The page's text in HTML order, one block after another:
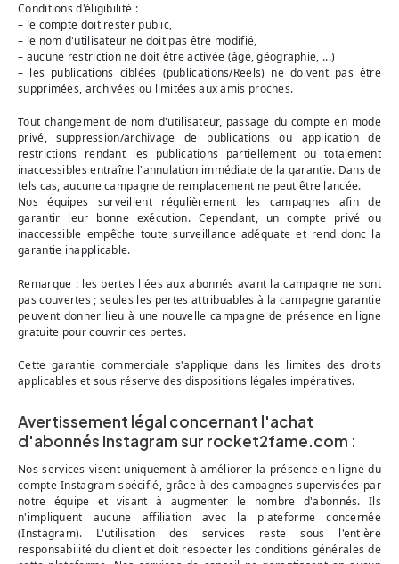
Conditions d'éligibilité :
– le compte doit rester public,
– le nom d'utilisateur ne doit pas être modifié,
– aucune restriction ne doit être activée (âge, géographie, ...)
– les publications ciblées (publications/Reels) ne doivent pas être
supprimées, archivées ou limitées aux amis proches.
Tout changement de nom d'utilisateur, passage du compte en mode
privé, suppression/archivage de publications ou application de
restrictions rendant les publications partiellement ou totalement
inaccessibles entraîne l'annulation immédiate de la garantie. Dans de
tels cas, aucune campagne de remplacement ne peut être lancée.
Nos équipes surveillent régulièrement les campagnes afin de
garantir leur bonne exécution. Cependant, un compte privé ou
inaccessible empêche toute surveillance adéquate et rend donc la
garantie inapplicable.
Remarque : les pertes liées aux abonnés avant la campagne ne sont
pas couvertes ; seules les pertes attribuables à la campagne garantie
peuvent donner lieu à une nouvelle campagne de présence en ligne
gratuite pour couvrir ces pertes.
Cette garantie commerciale s'applique dans les limites des droits
applicables et sous réserve des dispositions légales impératives.
Avertissement légal concernant l'achat
d'abonnés Instagram sur rocket2fame.com :
Nos services visent uniquement à améliorer la présence en ligne du
compte Instagram spécifié, grâce à des campagnes supervisées par
notre équipe et visant à augmenter le nombre d'abonnés. Ils
n'impliquent aucune affiliation avec la plateforme concernée
(Instagram). L'utilisation des services reste sous l'entière
responsabilité du client et doit respecter les conditions générales de